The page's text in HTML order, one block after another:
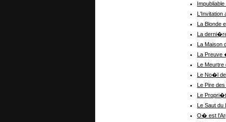
L'Invitation
La Blonde
La
La Maison
La Preuve
Le Meurtre
Le No�l de
Le Pire des
Le
Le Saut du
O� est